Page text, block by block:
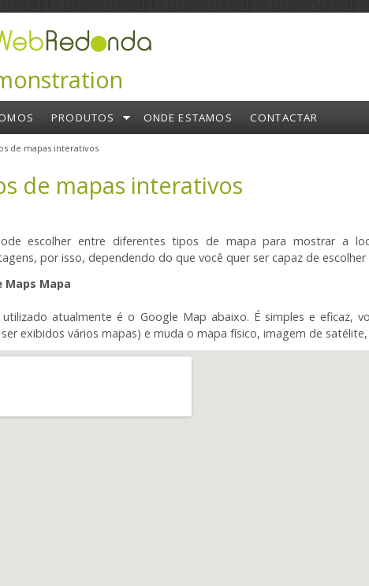
PRODUTOS ONDE ESTAMOS CONTACTAR
de mapas interativos
de mapas interativos
escolher entre diferentes tipos de mapa para mostrar a
, por isso, dependendo do que você quer ser capaz de escolher
Maps Mapa
atualmente é o Google Map abaixo. É simples e eficaz,
exibidos vários mapas) e muda o mapa físico, imagem de satélite,